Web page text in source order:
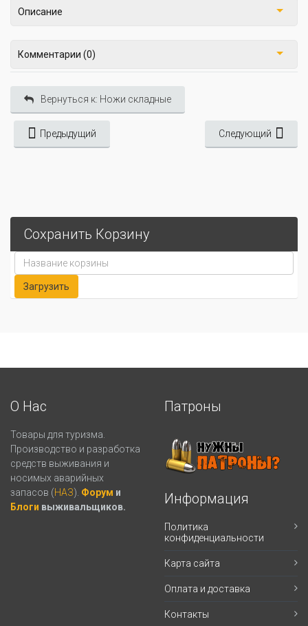
Описание
Комментарии (0)
Вернуться к: Ножи складные
Предыдущий Следующий
Сохранить Корзину
О Нас
Товары для туризма.
Производство и разработка
средств выживания и
носимых аварийных
запасов (НАЗ). Форум и
Блоги выживальщиков.
Патроны
Информация
Политика
конфиденциальности
Карта сайта
Оплата и доставка
Контакты